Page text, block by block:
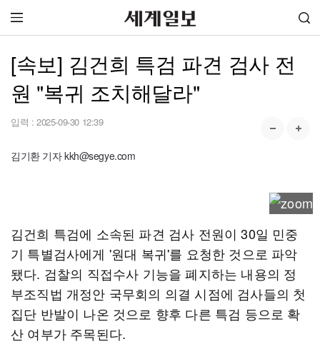
[속보] 김건희 특검 파견 검사 전
원 "복귀 조치해달라"
입력 : 2025-09-30 12:39
김기환 기자 kkh@segye.com
김건희 특검에 소속된 파견 검사 전원이 30일 민중
기 특별검사에게 '원대 복귀'를 요청한 것으로 파악
됐다. 검찰의 직접수사 기능을 폐지하는 내용의 정
부조직법 개정안 국무회의 의결 시점에 검사들의 첫
집단 반발이 나온 것으로 향후 다른 특검 등으로 확
산 여부가 주목된다.